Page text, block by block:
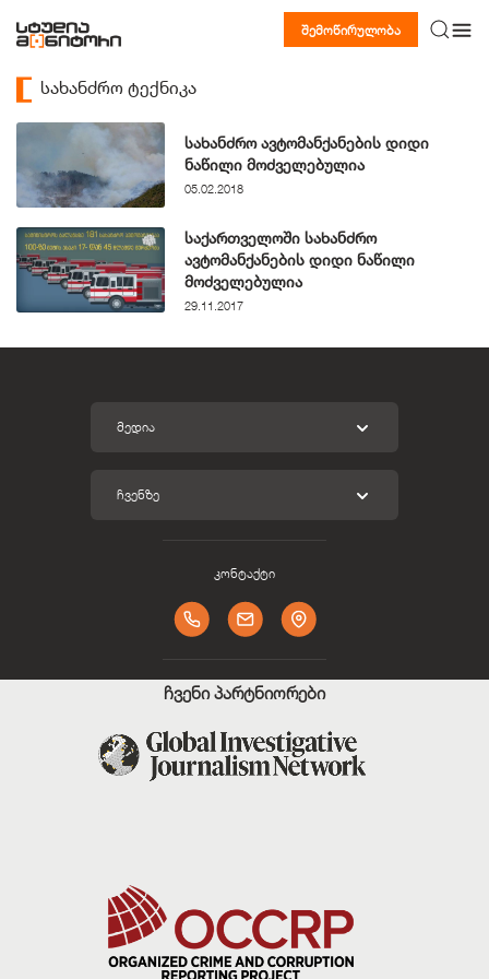
შემოწირულობა
სახანძრო ტექნიკა
სახანძრო ავტომანქანების დიდი
ნაწილი მოძველებულია
05.02.2018
საქართველოში სახანძრო
ავტომანქანების დიდი ნაწილი
მოძველებულია
29.11.2017
ᲛᲔᲓᲘᲐ
ᲩᲕᲔᲜᲖᲔ
კონტაქტი
ჩვენი პარტნიორები